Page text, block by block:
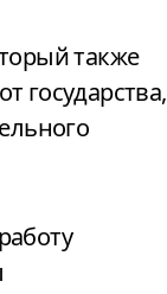
также
государства,